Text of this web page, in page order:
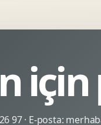
97· E-posta: